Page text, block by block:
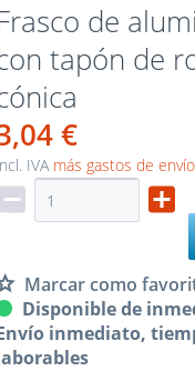
de
tapón de
€
IVA más gastos de envío
Marcar como
Disponible de
inmediato,